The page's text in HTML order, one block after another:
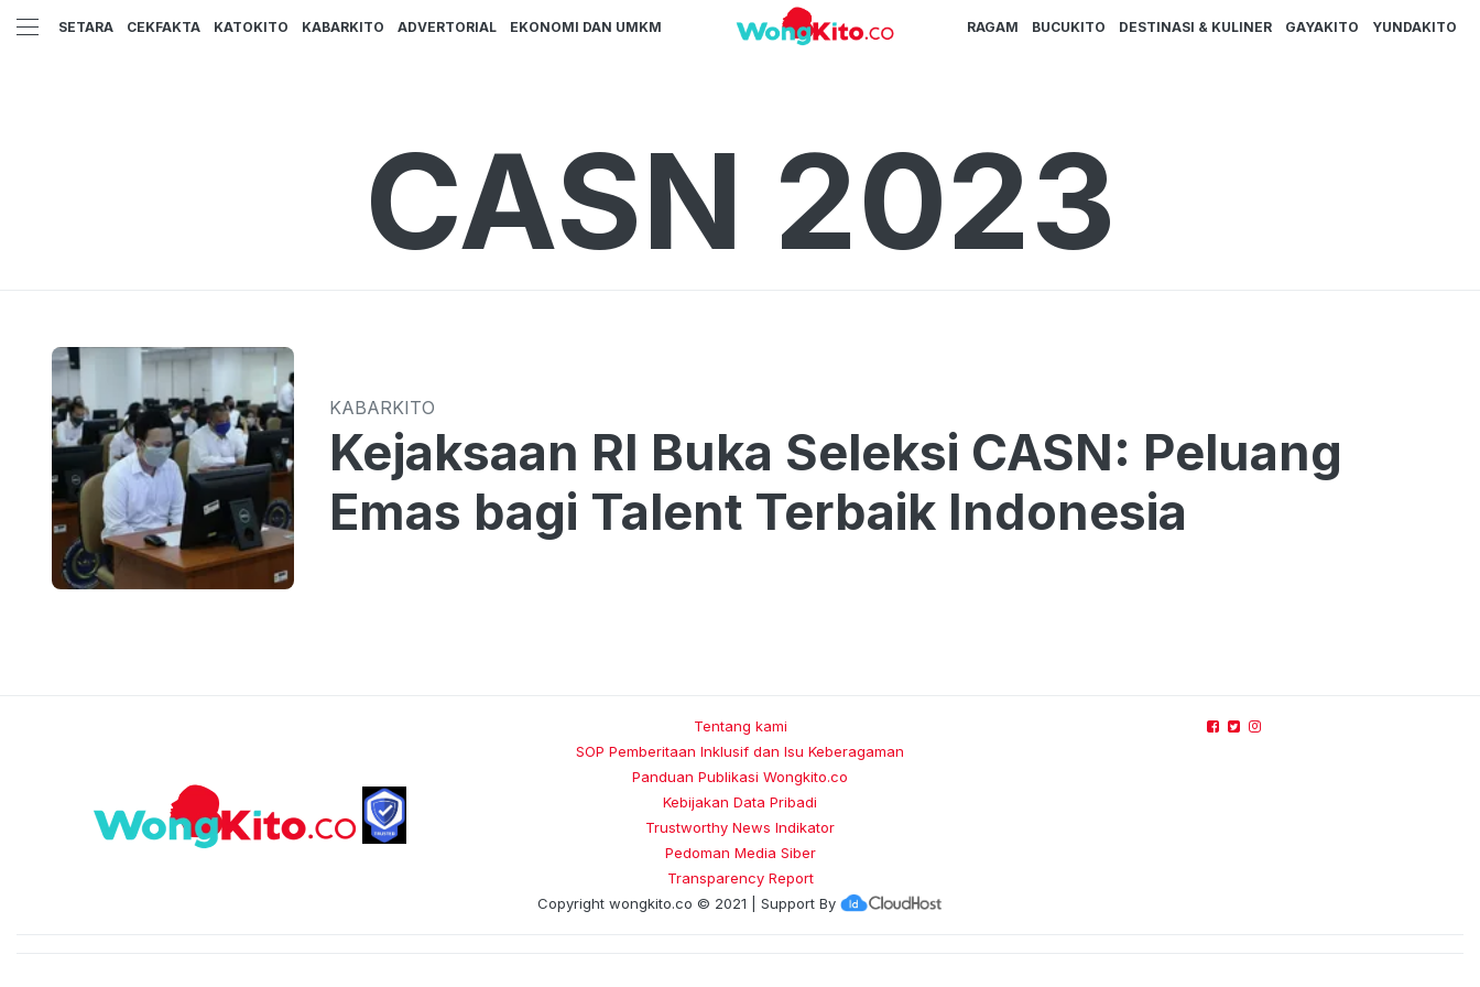
SETARA CEKFAKTA KATOKITO KABARKITO ADVERTORIAL EKONOMI DAN UMKM RAGAM BUCUKITO DESTINASI & KULINER GAYAKITO YUNDAKITO
CASN 2023
KABARKITO
Kejaksaan RI Buka Seleksi CASN: Peluang
Emas bagi Talent Terbaik Indonesia
Tentang kami
SOP Pemberitaan Inklusif dan Isu Keberagaman
Panduan Publikasi Wongkito.co
Kebijakan Data Pribadi
Trustworthy News Indikator
Pedoman Media Siber
Transparency Report
Copyright wongkito.co © 2021 | Support By